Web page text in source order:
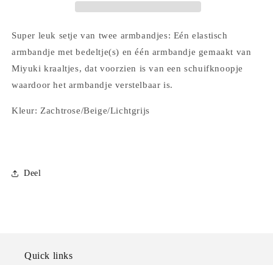
Super leuk setje van twee armbandjes: Eén elastisch
armbandje met bedeltje(s) en één armbandje gemaakt van
Miyuki kraaltjes, dat voorzien is van een schuifknoopje
waardoor het armbandje verstelbaar is.
Kleur: Zachtrose/Beige/Lichtgrijs
Deel
Quick links